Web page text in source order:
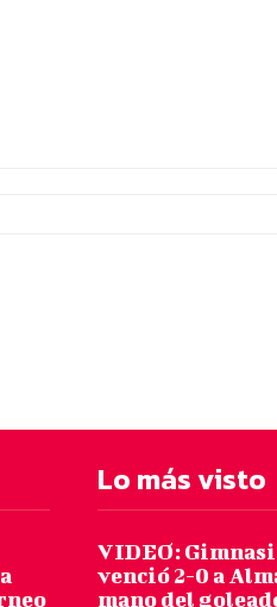
Lo más visto
VIDEO:
venció 2-0 a
mano del